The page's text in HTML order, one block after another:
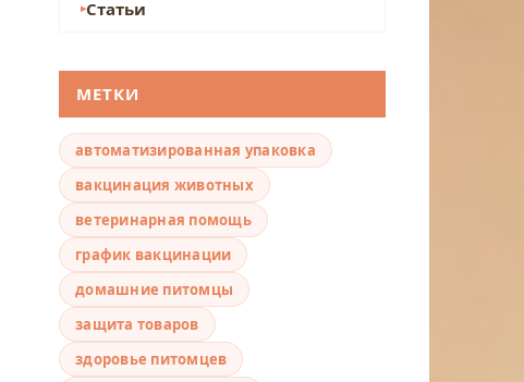
Статьи
МЕТКИ
автоматизированная упаковка
вакцинация животных
ветеринарная помощь
график вакцинации
домашние питомцы
защита товаров
здоровье питомцев